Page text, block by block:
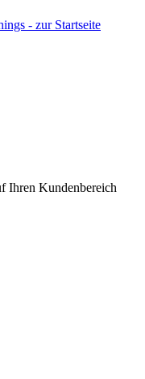
Ihren Kundenbereich